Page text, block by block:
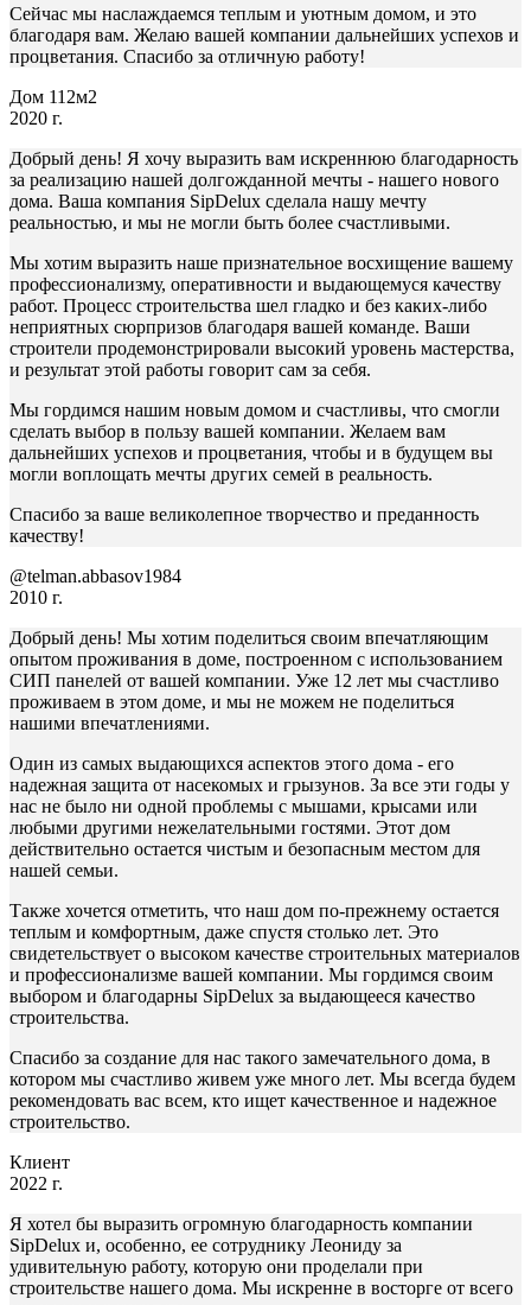
Сейчас мы наслаждаемся теплым и уютным домом, и это
благодаря вам. Желаю вашей компании дальнейших успехов и
процветания. Спасибо за отличную работу!
Дом 112м2
2020 г.
Добрый день! Я хочу выразить вам искреннюю благодарность
за реализацию нашей долгожданной мечты - нашего нового
дома. Ваша компания SipDelux сделала нашу мечту
реальностью, и мы не могли быть более счастливыми.
Мы хотим выразить наше признательное восхищение вашему
профессионализму, оперативности и выдающемуся качеству
работ. Процесс строительства шел гладко и без каких-либо
неприятных сюрпризов благодаря вашей команде. Ваши
строители продемонстрировали высокий уровень мастерства,
и результат этой работы говорит сам за себя.
Мы гордимся нашим новым домом и счастливы, что смогли
сделать выбор в пользу вашей компании. Желаем вам
дальнейших успехов и процветания, чтобы и в будущем вы
могли воплощать мечты других семей в реальность.
Спасибо за ваше великолепное творчество и преданность
качеству!
@telman.abbasov1984
2010 г.
Добрый день! Мы хотим поделиться своим впечатляющим
опытом проживания в доме, построенном с использованием
СИП панелей от вашей компании. Уже 12 лет мы счастливо
проживаем в этом доме, и мы не можем не поделиться
нашими впечатлениями.
Один из самых выдающихся аспектов этого дома - его
надежная защита от насекомых и грызунов. За все эти годы у
нас не было ни одной проблемы с мышами, крысами или
любыми другими нежелательными гостями. Этот дом
действительно остается чистым и безопасным местом для
нашей семьи.
Также хочется отметить, что наш дом по-прежнему остается
теплым и комфортным, даже спустя столько лет. Это
свидетельствует о высоком качестве строительных материалов
и профессионализме вашей компании. Мы гордимся своим
выбором и благодарны SipDelux за выдающееся качество
строительства.
Спасибо за создание для нас такого замечательного дома, в
котором мы счастливо живем уже много лет. Мы всегда будем
рекомендовать вас всем, кто ищет качественное и надежное
строительство.
Клиент
2022 г.
Я хотел бы выразить огромную благодарность компании
SipDelux и, особенно, ее сотруднику Леониду за
удивительную работу, которую они проделали при
строительстве нашего дома. Мы искренне в восторге от всего